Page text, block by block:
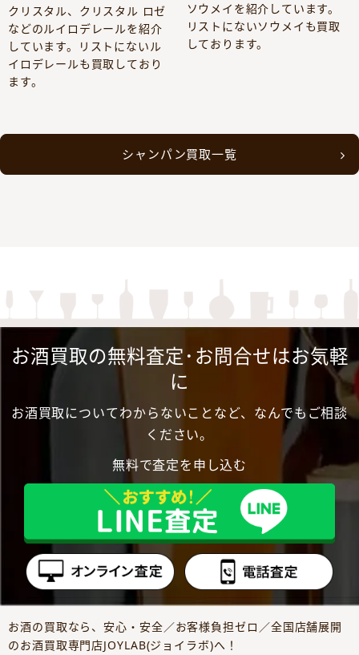
クリスタル、クリスタル ロゼ
などのルイロデレールを紹介
しています。リストにないル
イロデレールも買取しており
ます。
ソウメイを紹介しています。
リストにないソウメイも買取
しております。
シャンパン買取一覧
お酒買取の無料査定･お問合せはお気軽
に
お酒買取についてわからないことなど、なんでもご相談
ください。
無料で査定を申し込む
お酒の買取なら、安心・安全／お客様負担ゼロ／全国店舗展開
のお酒買取専門店JOYLAB(ジョイラボ)へ！